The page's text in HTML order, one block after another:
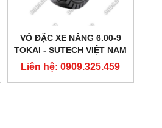
VỎ ĐẶC XE NÂNG 6.00-9
TOKAI - SUTECH VIỆT NAM
Liên hệ: 0909.325.459